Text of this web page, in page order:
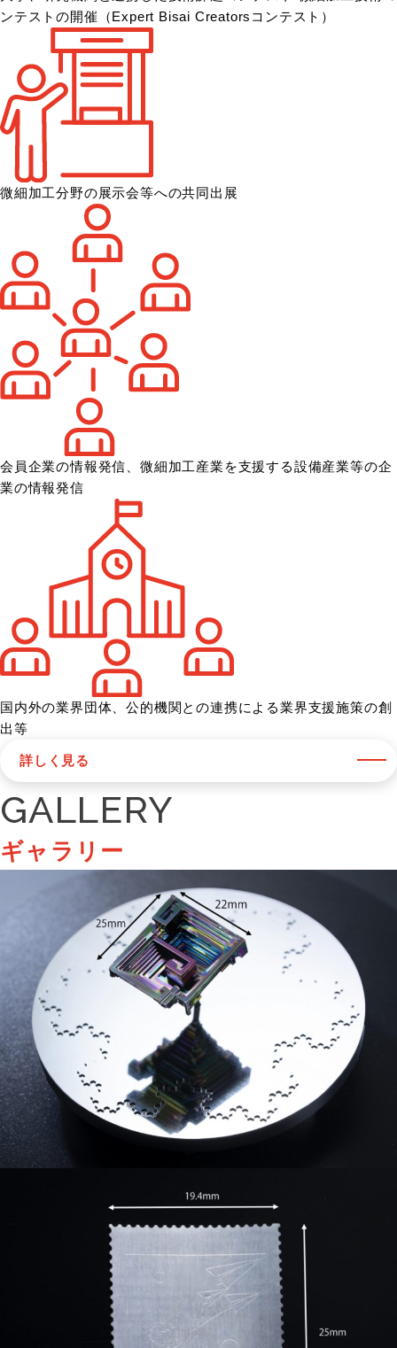
ンテストの開催 （Expert Bisai Creatorsコンテスト）
微細加工分野の展示会等への共同出展
会員企業の情報発信、微細加工産業を支援する設備産業等の企
業の情報発信
国内外の業界団体、公的機関との連携による業界支援施策の創
出等
詳しく見る
GALLERY
ギャラリー